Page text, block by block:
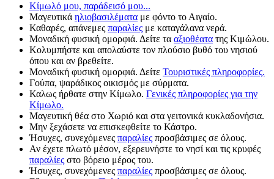
Κίμωλό μου, παράδεισό μου...
Μαγευτικά ηλιοβασιλέματα με φόντο το Αιγαίο.
Καθαρές, απάνεμες παραλίες με καταγάλανα νερά.
Μοναδική φυσική ομορφιά. Δείτε τα αξιοθέατα της Κιμώλου.
Κολυμπήστε και απολαύστε τον πλούσιο βυθό του νησιού
όπου και αν βρεθείτε.
Μοναδική φυσική ομορφιά. Δείτε Τουριστικές πληροφορίες.
Γούπα, ψαράδικος οικισμός με σύρματα.
Καλως ήρθατε στην Κίμωλο. Γενικές πληροφορίες για την
Κίμωλο.
Μαγευτική θέα στο Χωριό και στα γειτονικά κυκλαδονήσια.
Μην ξεχάσετε να επισκεφθείτε το Κάστρο.
Ήσυχες, συνεχόμενες παραλίες προσβάσιμες σε όλους.
Αν έχετε πλωτό μέσον, εξερευνήστε το νησί και τις κρυφές
παραλίες στο βόρειο μέρος του.
Ήσυχες, συνεχόμενες παραλίες προσβάσιμες σε όλους.